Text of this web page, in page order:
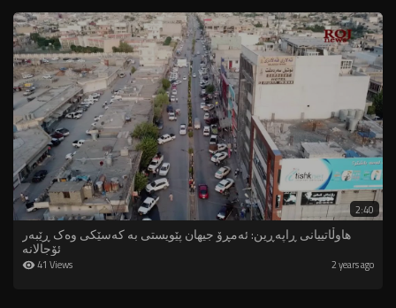
2:40
هاوڵاتییانی ڕاپەڕین: ئەمڕۆ جیهان پێویستی بە کەسێکی وەک ڕێبەر
ئۆجالانە
41 Views 2 years ago